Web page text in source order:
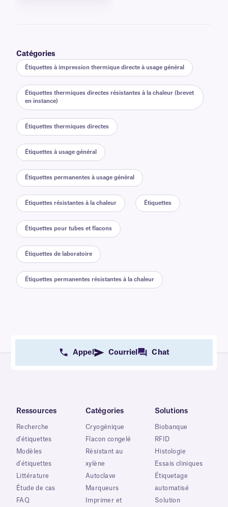
Catégories
Étiquettes à impression thermique directe à usage général
Étiquettes thermiques directes résistantes à la chaleur (brevet
en instance)
Étiquettes thermiques directes
Étiquettes à usage général
Étiquettes permanentes à usage général
Étiquettes résistantes à la chaleur Étiquettes
Étiquettes pour tubes et flacons
Étiquettes de laboratoire
Étiquettes permanentes résistantes à la chaleur
Appel Courriel Chat
Ressources
Recherche
d'étiquettes
Modèles
d'étiquettes
Littérature
Étude de cas
FAQ
Catégories
Cryogénique
Flacon congelé
Résistant au
xylène
Autoclave
Marqueurs
Imprimer et
Solutions
Biobanque
RFID
Histologie
Essais cliniques
Étiquetage
automatisé
Solution